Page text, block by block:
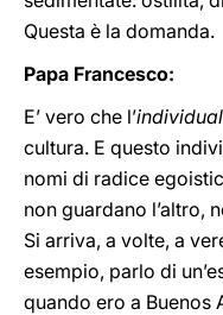
Questa è la domanda.
Papa Francesco:
E’ vero che l’
cultura. E questo
nomi di radice
non guardano l’altro,
Si arriva, a volte, a
esempio, parlo di
quando ero a Buenos